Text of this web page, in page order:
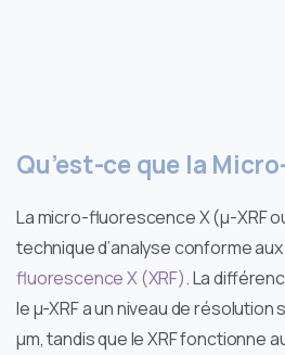
Qu’est-ce que la
La micro-fluorescence X (μ-XRF
technique d’analyse conforme
fluorescence X (XRF). La
le µ-XRF a un niveau de résolution
µm, tandis que le XRF fonctionne